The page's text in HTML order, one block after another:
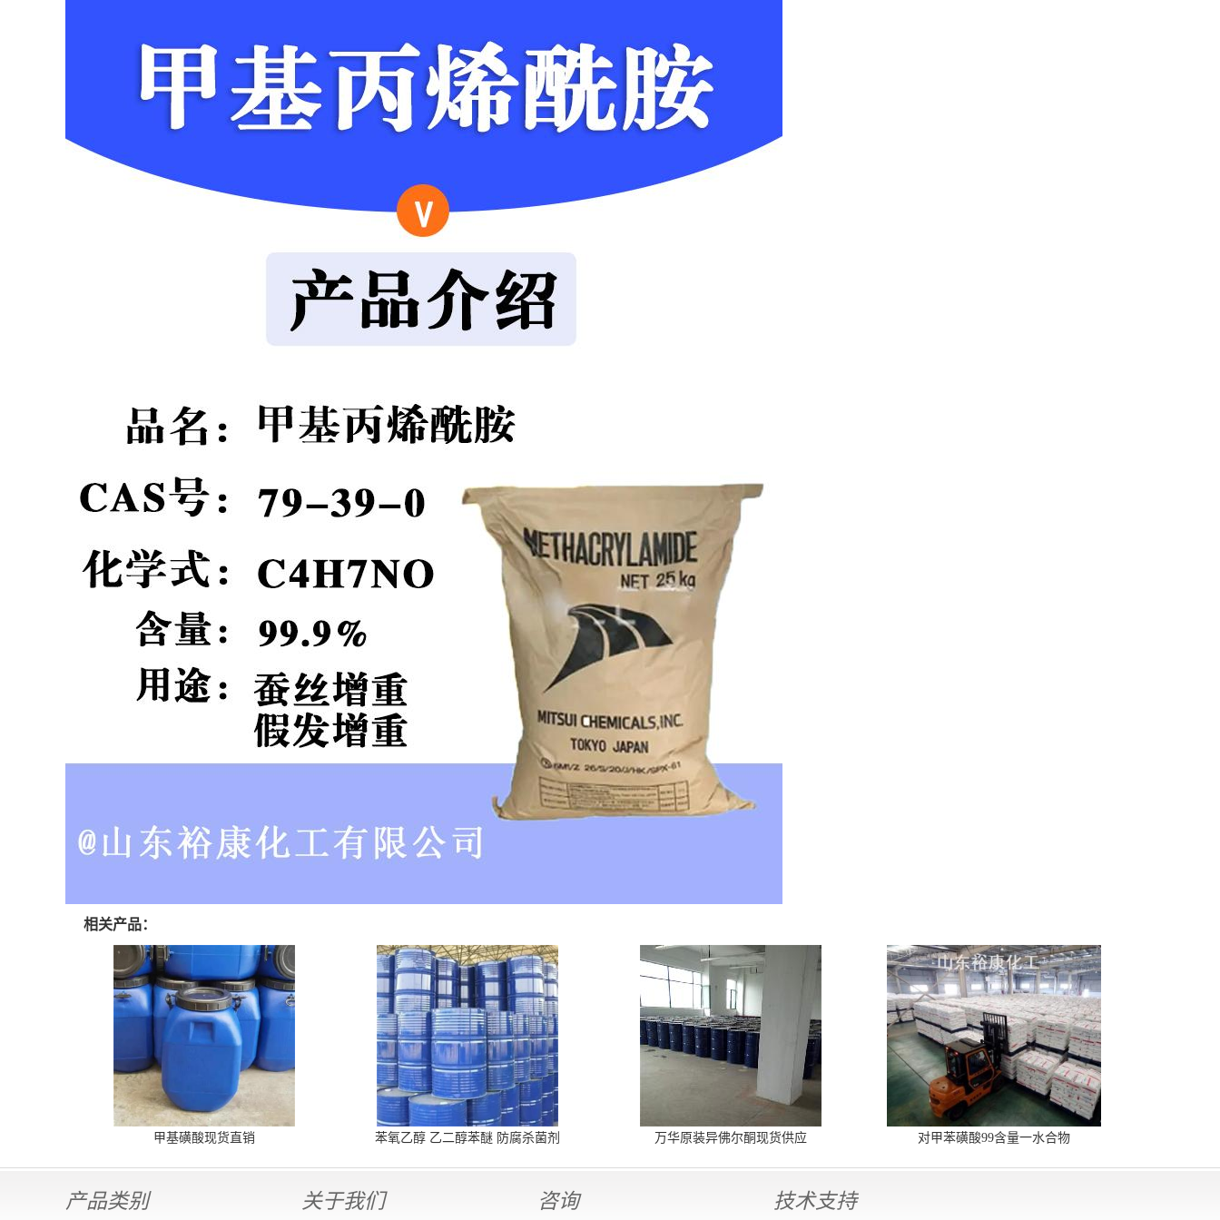
相关产品：
甲基磺酸现货直销 苯氧乙醇 乙二醇苯醚 防腐杀菌剂 万华原装异佛尔酮现货供应 对甲苯磺酸99含量一水合物
产品类别 关于我们 咨询 技术支持